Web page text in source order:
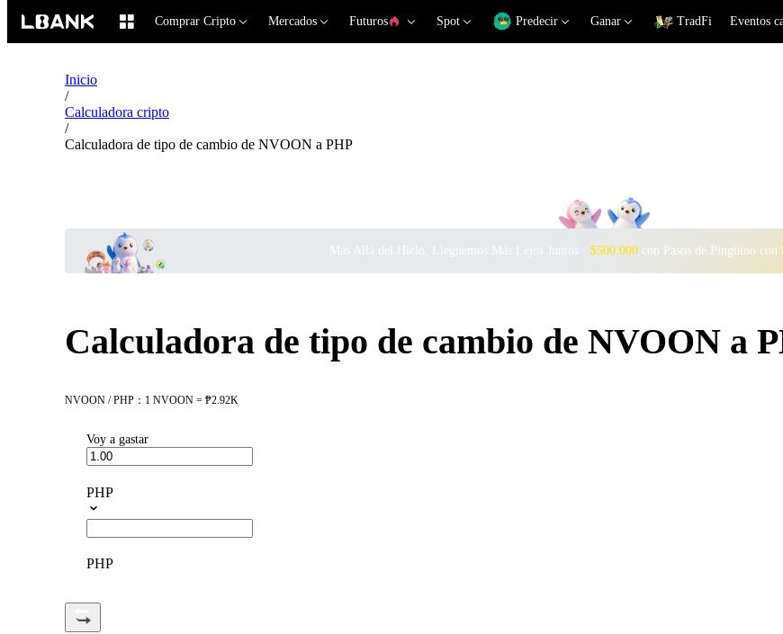
Comprar Cripto Mercados Futuros Spot Predecir Ganar TradFi Eventos
Inicio
/
Calculadora cripto
/
Calculadora de tipo de cambio de NVOON a PHP
Más Allá del Hielo, Lleguemos Más Lejos Juntos · $500.000con Pasos de Pingüino con
Calculadora de tipo de cambio de NVOON a
NVOON / PHP：1 NVOON = ₱2.92K
Voy a gastar
PHP
PHP